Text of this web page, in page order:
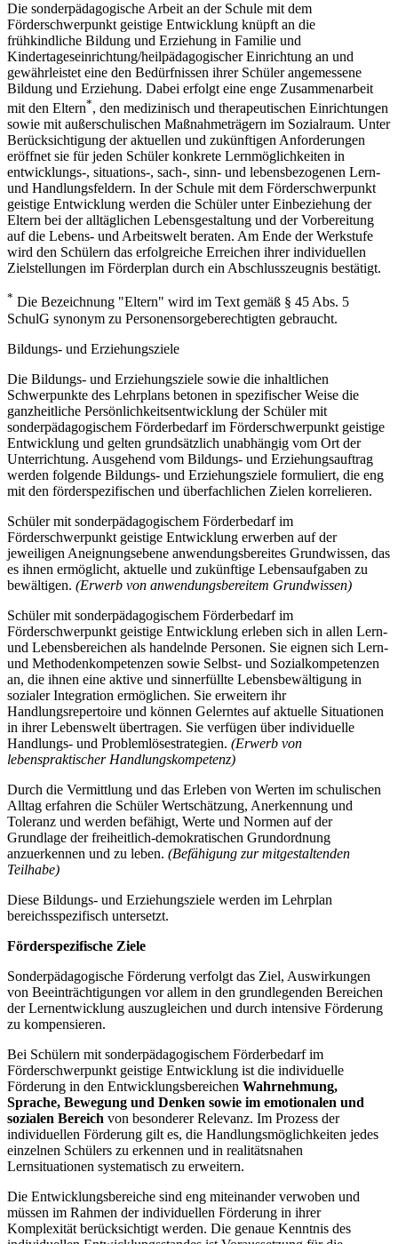
Die sonderpädagogische Arbeit an der Schule mit dem
Förderschwerpunkt geistige Entwicklung knüpft an die
frühkindliche Bildung und Erziehung in Familie und
Kindertageseinrichtung/heilpädagogischer Einrichtung an und
gewährleistet eine den Bedürfnissen ihrer Schüler angemessene
Bildung und Erziehung. Dabei erfolgt eine enge Zusammenarbeit
mit den Eltern*, den medizinisch und therapeutischen Einrichtungen
sowie mit außerschulischen Maßnahmeträgern im Sozialraum. Unter
Berücksichtigung der aktuellen und zukünftigen Anforderungen
eröffnet sie für jeden Schüler konkrete Lernmöglichkeiten in
entwicklungs-, situations-, sach-, sinn- und lebensbezogenen Lern-
und Handlungsfeldern. In der Schule mit dem Förderschwerpunkt
geistige Entwicklung werden die Schüler unter Einbeziehung der
Eltern bei der alltäglichen Lebensgestaltung und der Vorbereitung
auf die Lebens- und Arbeitswelt beraten. Am Ende der Werkstufe
wird den Schülern das erfolgreiche Erreichen ihrer individuellen
Zielstellungen im Förderplan durch ein Abschlusszeugnis bestätigt.
* Die Bezeichnung "Eltern" wird im Text gemäß § 45 Abs. 5
SchulG synonym zu Personensorgeberechtigten gebraucht.
Bildungs- und Erziehungsziele
Die Bildungs- und Erziehungsziele sowie die inhaltlichen
Schwerpunkte des Lehrplans betonen in spezifischer Weise die
ganzheitliche Persönlichkeitsentwicklung der Schüler mit
sonderpädagogischem Förderbedarf im Förderschwerpunkt geistige
Entwicklung und gelten grundsätzlich unabhängig vom Ort der
Unterrichtung. Ausgehend vom Bildungs- und Erziehungsauftrag
werden folgende Bildungs- und Erziehungsziele formuliert, die eng
mit den förderspezifischen und überfachlichen Zielen korrelieren.
Schüler mit sonderpädagogischem Förderbedarf im
Förderschwerpunkt geistige Entwicklung erwerben auf der
jeweiligen Aneignungsebene anwendungsbereites Grundwissen, das
es ihnen ermöglicht, aktuelle und zukünftige Lebensaufgaben zu
bewältigen. (Erwerb von anwendungsbereitem Grundwissen)
Schüler mit sonderpädagogischem Förderbedarf im
Förderschwerpunkt geistige Entwicklung erleben sich in allen Lern-
und Lebensbereichen als handelnde Personen. Sie eignen sich Lern-
und Methodenkompetenzen sowie Selbst- und Sozialkompetenzen
an, die ihnen eine aktive und sinnerfüllte Lebensbewältigung in
sozialer Integration ermöglichen. Sie erweitern ihr
Handlungsrepertoire und können Gelerntes auf aktuelle Situationen
in ihrer Lebenswelt übertragen. Sie verfügen über individuelle
Handlungs- und Problemlösestrategien. (Erwerb von
lebenspraktischer Handlungskompetenz)
Durch die Vermittlung und das Erleben von Werten im schulischen
Alltag erfahren die Schüler Wertschätzung, Anerkennung und
Toleranz und werden befähigt, Werte und Normen auf der
Grundlage der freiheitlich-demokratischen Grundordnung
anzuerkennen und zu leben. (Befähigung zur mitgestaltenden
Teilhabe)
Diese Bildungs- und Erziehungsziele werden im Lehrplan
bereichsspezifisch untersetzt.
Förderspezifische Ziele
Sonderpädagogische Förderung verfolgt das Ziel, Auswirkungen
von Beeinträchtigungen vor allem in den grundlegenden Bereichen
der Lernentwicklung auszugleichen und durch intensive Förderung
zu kompensieren.
Bei Schülern mit sonderpädagogischem Förderbedarf im
Förderschwerpunkt geistige Entwicklung ist die individuelle
Förderung in den Entwicklungsbereichen Wahrnehmung,
Sprache, Bewegung und Denken sowie im emotionalen und
sozialen Bereich von besonderer Relevanz. Im Prozess der
individuellen Förderung gilt es, die Handlungsmöglichkeiten jedes
einzelnen Schülers zu erkennen und in realitätsnahen
Lernsituationen systematisch zu erweitern.
Die Entwicklungsbereiche sind eng miteinander verwoben und
müssen im Rahmen der individuellen Förderung in ihrer
Komplexität berücksichtigt werden. Die genaue Kenntnis des